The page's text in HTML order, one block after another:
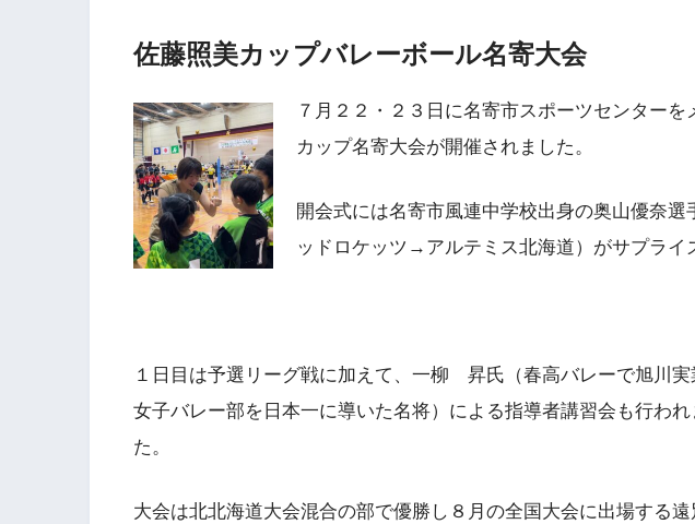
佐藤照美カップバレーボール名寄大会
７月２２・２３日に名寄市スポーツセンター
カップ名寄大会が開催されました。
開会式には名寄市風連中学校出身の奥山優奈
ッドロケッツ→アルテミス北海道）がサプライ
１日目は予選リーグ戦に加えて、一柳 昇氏（春高バレーで旭川実
女子バレー部を日本一に導いた名将）による指導者講習会も行われ
た。
大会は北北海道大会混合の部で優勝し８月の全国大会に出場する